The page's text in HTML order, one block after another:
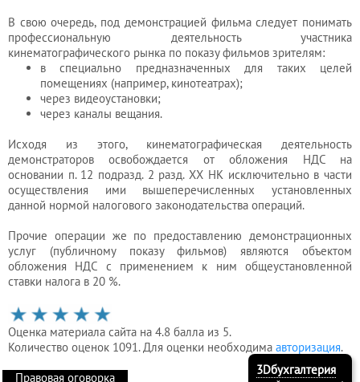
В свою очередь, под демонстрацией фильма следует понимать
профессиональную деятельность участника
кинематографического рынка по показу фильмов зрителям:
в специально предназначенных для таких целей
помещениях (например, кинотеатрах);
через видеоустановки;
через каналы вещания.
Исходя из этого, кинематографическая деятельность
демонстраторов освобождается от обложения НДС на
основании п. 12 подразд. 2 разд. XX НК исключительно в части
осуществления ими вышеперечисленных установленных
данной нормой налогового законодательства операций.
Прочие операции же по предоставлению демонстрационных
услуг (публичному показу фильмов) являются объектом
обложения НДС с применением к ним общеустановленной
ставки налога в 20 %.
Оценка материала сайта на 4.8 балла из 5.
Количество оценок 1091. Для оценки необходима авторизация.
3Dбухгалтерия
Правовая оговорка